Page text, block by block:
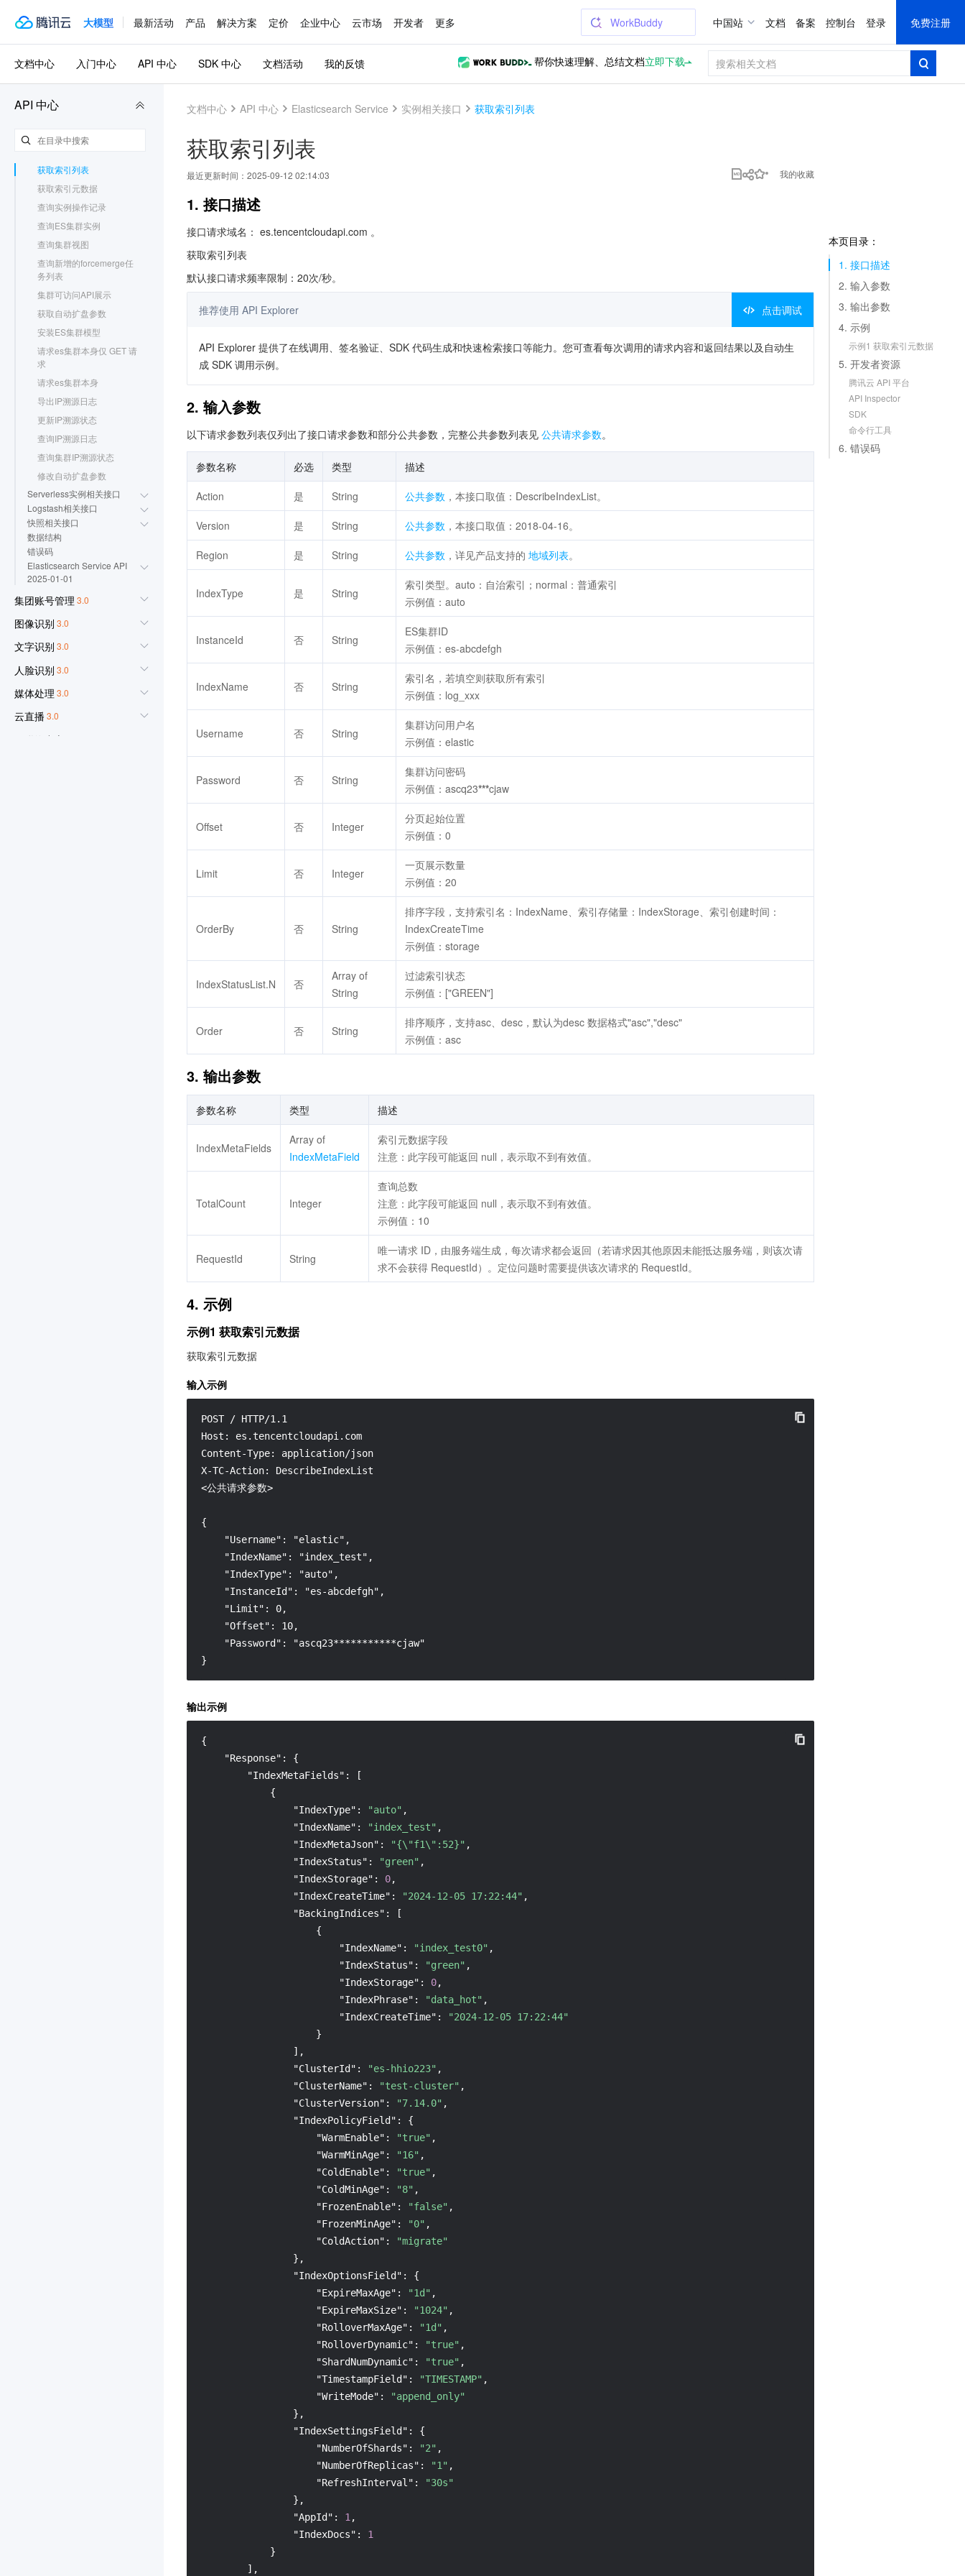
大模型 最新活动 产品 解决方案 定价 企业中心 云市场 开发者 更多 WorkBuddy 中国站 文档 备案 控制台 登录 免费注册
API 中心
更新ES集群实例的公网开
关
更新实例Jdk配置
变更插件列表
更新接收客户端请求的节
点类型
获取索引列表
获取索引元数据
查询实例操作记录
查询ES集群实例
查询集群视图
查询新增的forcemerge任
务列表
集群可访问API展示
获取自动扩盘参数
安装ES集群模型
请求es集群本身仅 GET 请
求
请求es集群本身
导出IP溯源日志
更新IP溯源状态
查询IP溯源日志
查询集群IP溯源状态
修改自动扩盘参数
Serverless实例相关接口
Logstash相关接口
快照相关接口
数据结构
错误码
Elasticsearch Service API
2025-01-01
集团账号管理 3.0
图像识别 3.0
文字识别 3.0
人脸识别 3.0
媒体处理 3.0
云直播3.0
云联络中心
文档中心 入门中心 API 中心 SDK 中心 文档活动 我的反馈 帮你快速理解、总结文档立即下载
文档中心 API 中心 Elasticsearch Service 实例相关接口 获取索引列表
获取索引列表
最近更新时间： 2025-09-12 02:14:03 我的收藏
本页目录：
1. 接口描述
2. 输入参数
3. 输出参数
4. 示例
示例1 获取索引元数据
5. 开发者资源
腾讯云 API 平台
API Inspector
SDK
命令行工具
6. 错误码
1. 接口描述
接口请求域名： es.tencentcloudapi.com 。
获取索引列表
默认接口请求频率限制：20次/秒。
推荐使用 API Explorer 点击调试
API Explorer 提供了在线调用、签名验证、SDK 代码生成和快速检索接口等能力。您可查看每次调用的请求内容和返回结果以及自动生
成 SDK 调用示例。
2. 输入参数
以下请求参数列表仅列出了接口请求参数和部分公共参数，完整公共参数列表见 公共请求参数。
参数名称 必选 类型 描述
Action 是 String 公共参数 ，本接口取值：DescribeIndexList。
Version 是 String 公共参数 ，本接口取值：2018-04-16。
Region 是 String 公共参数 ，详见产品支持的 地域列表。
IndexType 是 String
索引类型。auto：自治索引；normal：普通索引
示例值：auto
InstanceId 否 String
ES集群ID
示例值：es-abcdefgh
IndexName 否 String
索引名，若填空则获取所有索引
示例值：log_xxx
Username 否 String
集群访问用户名
示例值：elastic
Password 否 String
集群访问密码
示例值：ascq23***cjaw
Offset 否 Integer
分页起始位置
示例值：0
Limit 否 Integer
一页展示数量
示例值：20
OrderBy 否 String
排序字段，支持索引名：IndexName、索引存储量：IndexStorage、索引创建时间：
IndexCreateTime
示例值：storage
IndexStatusList.N 否
Array of
String
过滤索引状态
示例值：["GREEN"]
Order 否 String
排序顺序，支持asc、desc，默认为desc 数据格式"asc","desc"
示例值：asc
3. 输出参数
参数名称 类型 描述
IndexMetaFields
Array of
IndexMetaField
索引元数据字段
注意：此字段可能返回 null，表示取不到有效值。
TotalCount Integer
查询总数
注意：此字段可能返回 null，表示取不到有效值。
示例值：10
RequestId String
唯一请求 ID，由服务端生成，每次请求都会返回（若请求因其他原因未能抵达服务端，则该次请
求不会获得 RequestId）。定位问题时需要提供该次请求的 RequestId。
4. 示例
示例1 获取索引元数据
获取索引元数据
输入示例
POST / HTTP/1.1
Host: es.tencentcloudapi.com
Content-Type: application/json
X-TC-Action: DescribeIndexList
<公共请求参数>
{
    "Username": "elastic",
    "IndexName": "index_test",
    "IndexType": "auto",
    "InstanceId": "es-abcdefgh",
    "Limit": 0,
    "Offset": 10,
    "Password": "ascq23***********cjaw"
}
输出示例
{
"Response" :
{
"IndexMetaFields" :
[
{
"IndexType" : "auto" ,
"IndexName" : "index_test" ,
"IndexMetaJson" : "{\"f1\":52}" ,
"IndexStatus" : "green" ,
"IndexStorage" : 0,
"IndexCreateTime" : "2024-12-05 17:22:44" ,
"BackingIndices" :
[
{
"IndexName" : "index_test0" ,
"IndexStatus" : "green" ,
"IndexStorage" : 0,
"IndexPhrase" : "data_hot" ,
"IndexCreateTime" :
"2024-12-05 17:22:44"
}
] ,
"ClusterId" : "es-hhio223" ,
"ClusterName" : "test-cluster" ,
"ClusterVersion" : "7.14.0" ,
"IndexPolicyField" :
{
"WarmEnable" : "true" ,
"WarmMinAge" : "16" ,
"ColdEnable" : "true" ,
"ColdMinAge" : "8" ,
"FrozenEnable" : "false" ,
"FrozenMinAge" : "0" ,
"ColdAction" :
"migrate"
} ,
"IndexOptionsField" :
{
"ExpireMaxAge" : "1d" ,
"ExpireMaxSize" : "1024" ,
"RolloverMaxAge" : "1d" ,
"RolloverDynamic" : "true" ,
"ShardNumDynamic" : "true" ,
"TimestampField" : "TIMESTAMP" ,
"WriteMode" :
"append_only"
} ,
"IndexSettingsField" :
{
"NumberOfShards" : "2" ,
"NumberOfReplicas" : "1" ,
"RefreshInterval" :
"30s"
} ,
"AppId" : 1 ,
"IndexDocs" :
1
}
] ,